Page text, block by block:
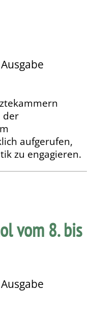
der
aufgerufen,
zu engagieren.
vom 8. bis